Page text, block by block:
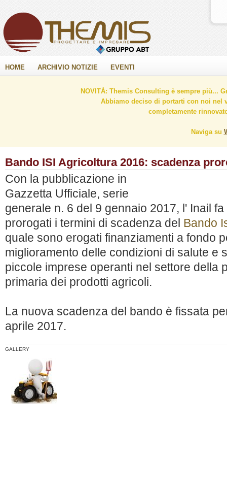
HOME ARCHIVIO NOTIZIE EVENTI
NOVITÀ: Themis Consulting è sempre più...
Abbiamo deciso di portarti con noi nel
completamente
Naviga su
Bando ISI Agricoltura 2016: scadenza
Con la pubblicazione in
Gazzetta Ufficiale, serie
generale n. 6 del 9 gennaio 2017, l' Inail
prorogati i termini di scadenza del Bando
quale sono erogati finanziamenti a fondo
miglioramento delle condizioni di salute e
piccole imprese operanti nel settore della
primaria dei prodotti agricoli.
La nuova scadenza del bando è fissata
aprile 2017.
GALLERY